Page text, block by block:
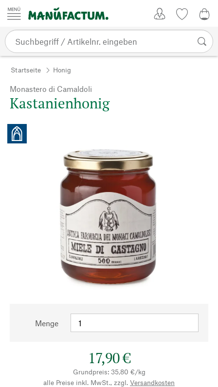
Zum Inhalt springen
Startseite Honig
Monastero di Camaldoli
Kastanienhonig
Menge
17,90 €
Grundpreis: 35,80 €/kg
alle Preise inkl. MwSt., zzgl. Versandkosten